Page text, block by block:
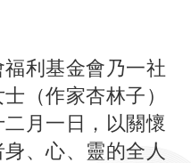
利基金會乃一社
（作家杏林子）
月一日，以關懷
、心、靈的全人